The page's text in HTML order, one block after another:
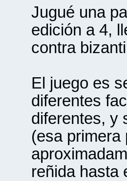
Jugué una
edición a 4,
contra
El juego es
diferentes
diferentes, y
(esa primera
reñida hasta